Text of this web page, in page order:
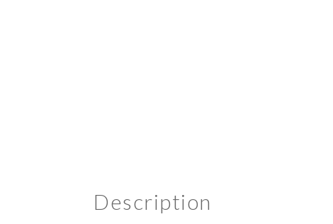
Description